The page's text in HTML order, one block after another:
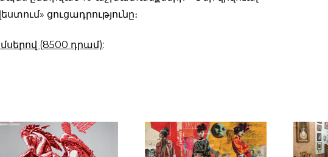
ցուցադրությունը։
(8500 դրամ):